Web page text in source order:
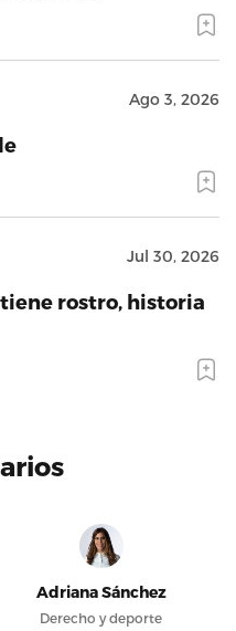
Ago 3, 2026
Jul 30, 2026
rostro, historia
Adriana Sánchez
Derecho y deporte